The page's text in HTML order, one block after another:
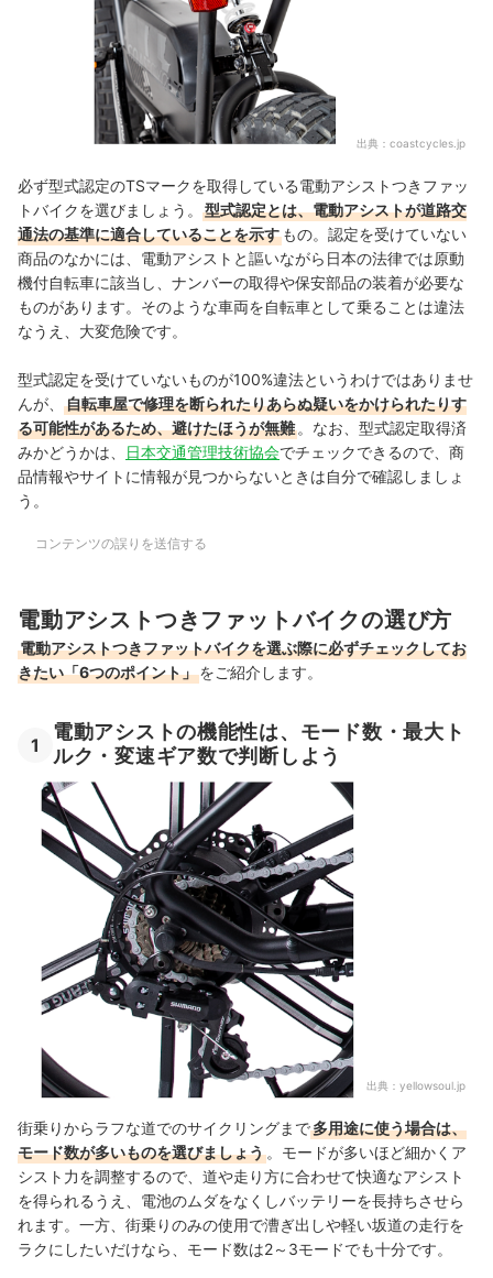
出典： coastcycles.jp
必ず型式認定のTSマークを取得している電動アシストつきファッ
トバイクを選びましょう。
型式認定とは、電動アシストが道路交
通法の基準に適合していることを示す もの。認定を受けていない
商品のなかには、電動アシストと謳いながら日本の法律では原動
機付自転車に該当し、ナンバーの取得や保安部品の装着が必要な
ものがあります。そのような車両を自転車として乗ることは違法
なうえ、大変危険です。
型式認定を受けていないものが100%違法というわけではありませ
んが、
自転車屋で修理を断られたりあらぬ疑いをかけられたりす
る可能性があるため、避けたほうが無難 。なお、型式認定取得済
みかどうかは、
日本交通管理技術協会でチェックできるので、商
品情報やサイトに情報が見つからないときは自分で確認しましょ
う。
コンテンツの誤りを送信する
電動アシストつきファットバイクの選び方
電動アシストつきファットバイクを選ぶ際に必ずチェックしてお
きたい「6つのポイント」をご紹介します。
1
電動アシストの機能性は、モード数・最大ト
ルク・変速ギア数で判断しよう
出典： yellowsoul.jp
街乗りからラフな道でのサイクリングまで多用途に使う場合は、
モード数が多いものを選びましょう 。モードが多いほど細かくア
シスト力を調整するので、道や走り方に合わせて快適なアシスト
を得られるうえ、電池のムダをなくしバッテリーを長持ちさせら
れます。一方、街乗りのみの使用で漕ぎ出しや軽い坂道の走行を
ラクにしたいだけなら、モード数は2～3モードでも十分です。